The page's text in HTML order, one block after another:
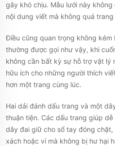
gây khó chịu. Mẫu lưới này
nội dung viết mà không quá
Điều cũng quan trọng không kém
thường được gọi như vậy, khi
không cần bất kỳ sự hỗ trợ vật lý
hữu ích cho những người thích
hơn một trang cùng lúc.
Hai dải đánh dấu trang và một
thuận tiện. Các dấu trang giúp
dây đai giữ cho sổ tay đóng
xách hoặc ví mà không bị hư hại